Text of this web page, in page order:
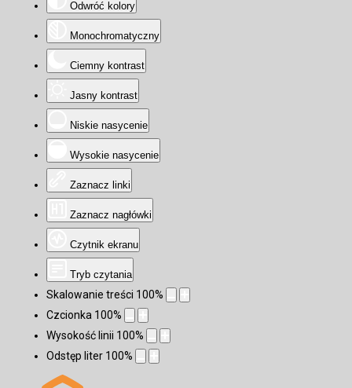
Odwróć kolory
Monochromatyczny
Ciemny kontrast
Jasny kontrast
Niskie nasycenie
Wysokie nasycenie
Zaznacz linki
Zaznacz nagłówki
Czytnik ekranu
Tryb czytania
Skalowanie treści 100%
Czcionka 100%
Wysokość linii 100%
Odstęp liter 100%